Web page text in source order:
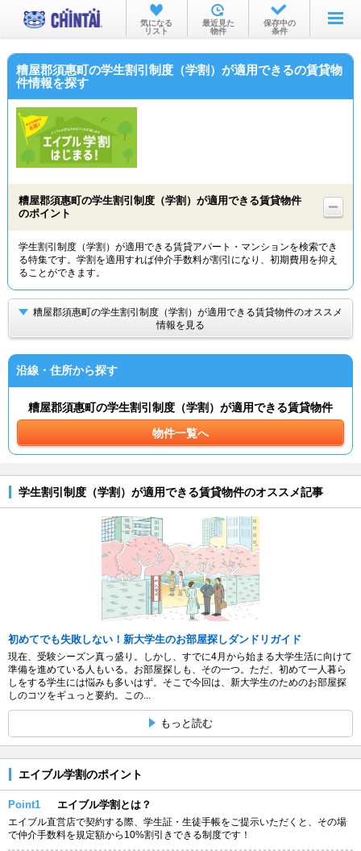
お部屋を探す
沿線・駅から
不動産会社から
気になる
リスト
最近見た
物件
保存中の
条件
糟屋郡須惠町の学生割引制度（学割）が適用できるの賃貸物
件情報を探す
糟屋郡須惠町の学生割引制度（学割）が適用できる賃貸物件
のポイント
学生割引制度（学割）が適用できる賃貸アパート・マンションを検索でき
る特集です。学割を適用すれば仲介手数料が割引になり、初期費用を抑え
ることができます。
糟屋郡須惠町の学生割引制度（学割）が適用できる賃貸物件のオススメ
情報を見る
沿線・住所から探す
糟屋郡須惠町の学生割引制度（学割）が適用できる賃貸物件
物件一覧へ
学生割引制度（学割）が適用できる賃貸物件のオススメ記事
初めてでも失敗しない！新大学生のお部屋探しダンドリガイド
現在、受験シーズン真っ盛り。しかし、すでに4月から始まる大学生活に向けて
準備を進めている人もいる。お部屋探しも、その一つ。ただ、初めて一人暮ら
しをする学生には悩みも多いはず。そこで今回は、新大学生のためのお部屋探
しのコツをギュっと要約。この...
もっと読む
エイブル学割のポイント
Point1 エイブル学割とは？
エイブル直営店で契約する際、学生証・生徒手帳をご提示いただくと、その場
で仲介手数料を規定額から10%割引きできる制度です！